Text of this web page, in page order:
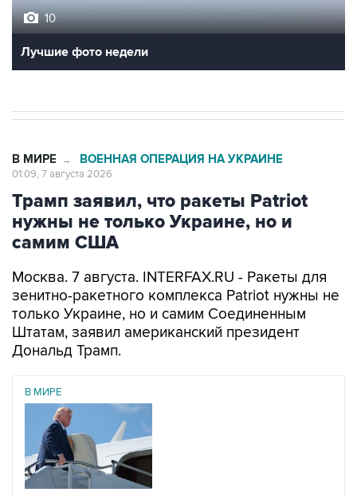
10
Лучшие фото недели
В МИРЕ → ВОЕННАЯ ОПЕРАЦИЯ НА УКРАИНЕ
01:09, 7 августа 2026
Трамп заявил, что ракеты Patriot
нужны не только Украине, но и
самим США
Москва. 7 августа. INTERFAX.RU - Ракеты для
зенитно-ракетного комплекса Patriot нужны не
только Украине, но и самим Соединенным
Штатам, заявил американский президент
Дональд Трамп.
В МИРЕ